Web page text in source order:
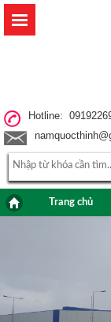
Hotline:
Trang chủ